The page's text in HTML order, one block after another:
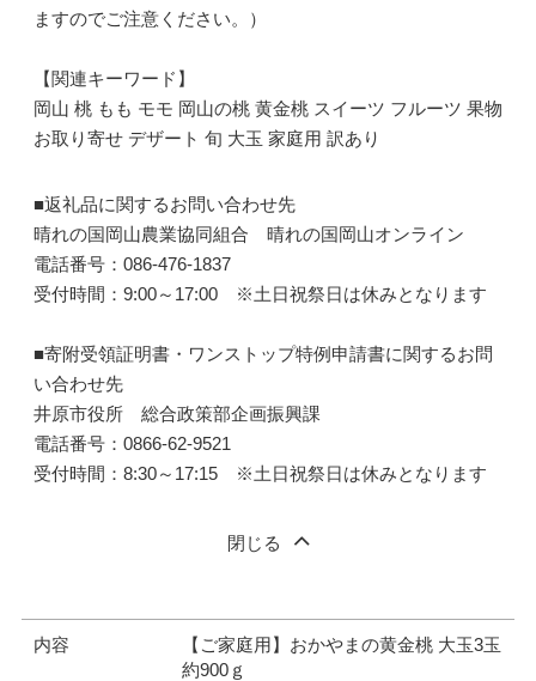
ますのでご注意ください。）
【関連キーワード】
岡山 桃 もも モモ 岡山の桃 黄金桃 スイーツ フルーツ 果物
お取り寄せ デザート 旬 大玉 家庭用 訳あり
■返礼品に関するお問い合わせ先
晴れの国岡山農業協同組合 晴れの国岡山オンライン
電話番号：086-476-1837
受付時間：9:00～17:00 ※土日祝祭日は休みとなります
■寄附受領証明書・ワンストップ特例申請書に関するお問
い合わせ先
井原市役所 総合政策部企画振興課
電話番号：0866-62-9521
受付時間：8:30～17:15 ※土日祝祭日は休みとなります
閉じる
内容
【ご家庭用】おかやまの黄金桃 大玉3玉
約900ｇ